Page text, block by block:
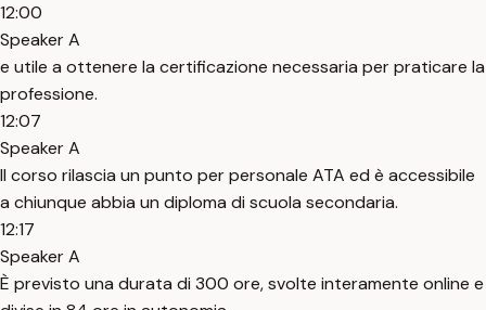
12:00
Speaker A
e utile a ottenere la certificazione necessaria per praticare la
professione.
12:07
Speaker A
Il corso rilascia un punto per personale ATA ed è accessibile
a chiunque abbia un diploma di scuola secondaria.
12:17
Speaker A
È previsto una durata di 300 ore, svolte interamente online e